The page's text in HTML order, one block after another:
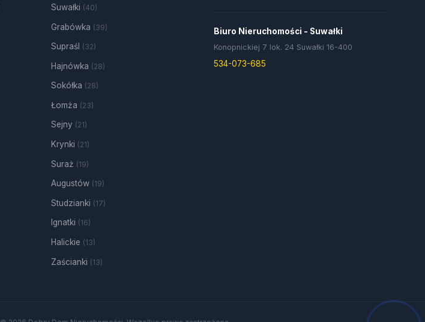
Suwałki (40)
Grabówka (39)
Supraśl (32)
Hajnówka (28)
Sokółka (28)
Łomża (23)
Sejny (21)
Krynki (21)
Suraż (19)
Augustów (19)
Studzianki (17)
Ignatki (16)
Halickie (13)
Zaścianki (13)
Biuro Nieruchomości - Suwałki
Konopnickiej 7 lok. 24 Suwałki 16-400
534-073-685